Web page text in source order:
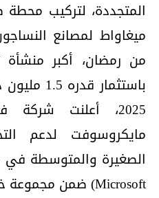
ميغاواط لمصانع
من رمضان، أكبر منشأة
باستثمار
2025، أعلنت
مايكروسوفت لدعم
Microsoft) ضمن مجموعة خدمات فوري بيزنس.